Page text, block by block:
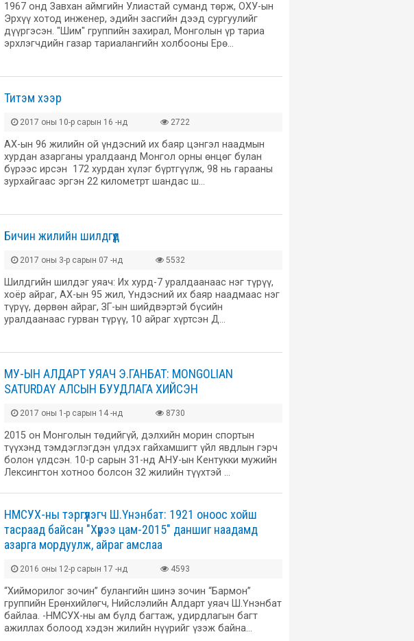
1967 онд Завхан аймгийн Улиастай суманд төрж, ОХУ-ын
Эрхүү хотод инженер, эдийн засгийн дээд сургуулийг
дүүргэсэн. "Шим" группийн захирал, Монголын үр тариа
эрхлэгчдийн газар тариалангийн холбооны Ерө…
Титэм хээр
2017 оны 10-р сарын 16 -нд 2722
АХ-ын 96 жилийн ой үндэсний их баяр цэнгэл наадмын
хурдан азарганы уралдаанд Монгол орны өнцөг булан
бүрээс ирсэн 172 хурдан хүлэг бүртгүүлж, 98 нь гарааны
зурхайгаас эргэн 22 километрт шандас ш…
Бичин жилийн шилдгүүд
2017 оны 3-р сарын 07 -нд 5532
Шилдгийн шилдэг уяач: Их хурд-7 уралдаанаас нэг түрүү,
хоёр айраг, АХ-ын 95 жил, Үндэсний их баяр наадмаас нэг
түрүү, дөрвөн айраг, ЗГ-ын шийдвэртэй бүсийн
уралдаанаас гурван түрүү, 10 айраг хүртсэн Д…
МУ-ЫН АЛДАРТ УЯАЧ Э.ГАНБАТ: МОNGOLIAN
SATURDAY АЛСЫН БУУДЛАГА ХИЙСЭН
2017 оны 1-р сарын 14 -нд 8730
2015 он Монголын төдийгүй, дэлхийн морин спортын
түүхэнд тэмдэглэгдэн үлдэх гайхамшигт үйл явдлын гэрч
болон үлдсэн. 10-р сарын 31-нд АНУ-ын Кентукки мужийн
Лексингтон хотноо болсон 32 жилийн түүхтэй …
НМСУХ-ны тэргүүлэгч Ш.Үнэнбат: 1921 оноос хойш
тасраад байсан "Хүрээ цам-2015" даншиг наадамд
азарга мордуулж, айраг амслаа
2016 оны 12-р сарын 17 -нд 4593
“Хийморилог зочин” булангийн шинэ зочин “Бармон”
группийн Ерөнхийлөгч, Нийслэлийн Алдарт уяач Ш.Үнэнбат
байлаа. -НМСУХ-ны ам бүлд багтаж, удирдлагын багт
ажиллах болоод хэдэн жилийн нүүрийг үзэж байна…